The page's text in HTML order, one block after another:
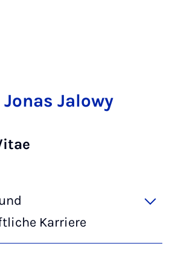
Jonas Jalowy
Karriere